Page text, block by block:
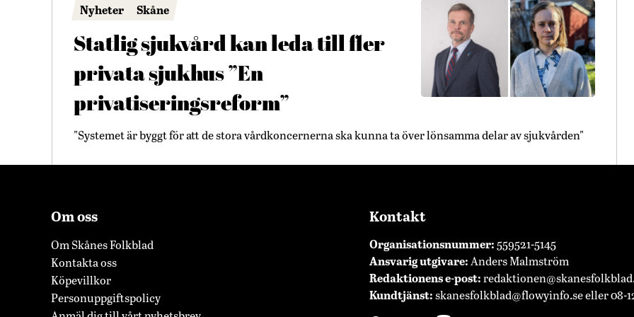
Nyheter Skåne
Statlig sjukvård kan leda till fler
privata sjukhus ”En
privatiseringsreform”
"Systemet är byggt för att de stora vårdkoncernerna ska kunna ta över lönsamma delar av sjukvården"
Om oss
Om Skånes Folkblad
Kontakta oss
Köpevillkor
Personuppgiftspolicy
Kontakt
Organisationsnummer:559521-5145
Ansvarig utgivare:Anders Malmström
Redaktionense-post:
Kundtjänst:skanesfolkblad@flowyinfo.seeller 08-